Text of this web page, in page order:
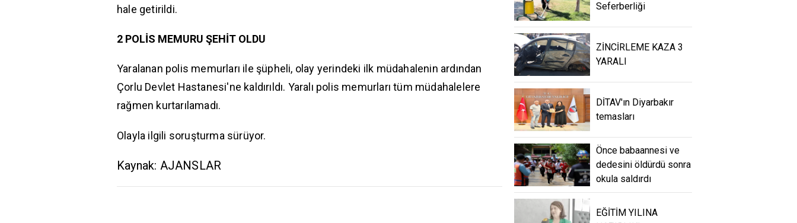
hale getirildi.
2 POLİS MEMURU ŞEHİT OLDU
Yaralanan polis memurları ile şüpheli, olay yerindeki ilk müdahalenin ardından
Çorlu Devlet Hastanesi'ne kaldırıldı. Yaralı polis memurları tüm müdahalelere
rağmen kurtarılamadı.
Olayla ilgili soruşturma sürüyor.
Kaynak: AJANSLAR
Seferberliği
ZİNCİRLEME KAZA 3
YARALI
DİTAV'ın Diyarbakır
temasları
Önce babaannesi ve
dedesini öldürdü sonra
okula saldırdı
EĞİTİM YILINA